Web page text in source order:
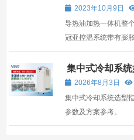
化工：精馏提纯、橡
子...
2023年10月9日
导热油加热一体机整
冠亚控温系统带有膨
械的连接，低温时没
产生，导热油可以有
油大家都了解多少呢
择...
集中式冷却系
用场景全解析
2026年8月3日
集中式冷却系统选型
参数及方案参考。